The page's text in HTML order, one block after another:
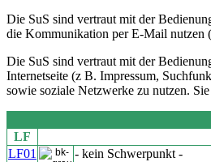
Die SuS sind vertraut mit der
die Kommunikation per E-Mail nutzen
Die SuS sind vertraut mit der
Internetseite (z B. Impressum,
sowie soziale Netzwerke zu nutzen.
LF
LF01
- kein Schwerpunkt -